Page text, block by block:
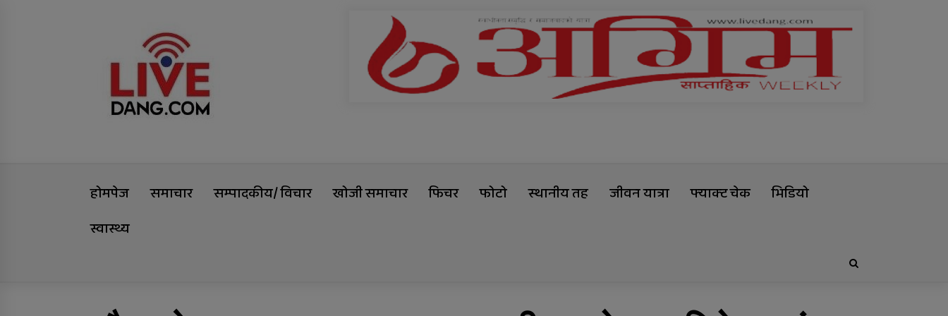
होमपेज
समाचार सम्पादकीय/ विचार खोजी समाचार फिचर फोटो स्थानीय तह जीवन यात्रा फ्याक्ट चेक
भिडियो
स्वास्थ्य